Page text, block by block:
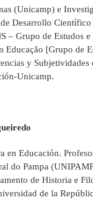
(Unicamp) e
Desarrollo
iS – Grupo de Estudos
Educação [Grupo de
y Subjetividades
Unicamp.
en Educación.
do Pampa
de Historia e
de la